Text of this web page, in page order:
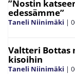
”Nostin
edessämme”
Taneli Niinimäki |
Valtteri Bottas
kisoihin
Taneli Niinimäki |